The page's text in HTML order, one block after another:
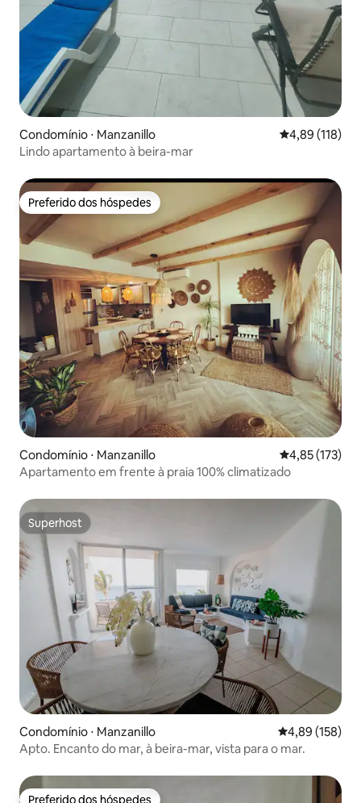
Condomínio ⋅ Manzanillo 4,89 de uma
4,89 (118)
Lindo apartamento à beira-mar
Preferido dos hóspedes
Preferido dos hóspedes
Condomínio ⋅ Manzanillo 4,85 de uma
4,85 (173)
Apartamento em frente à praia 100% climatizado
Superhost
Superhost
Condomínio ⋅ Manzanillo 4,89 de uma
4,89 (158)
Apto. Encanto do mar, à beira-mar, vista para o mar.
Preferido dos hóspedes